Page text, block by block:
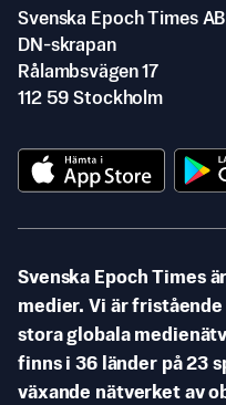
Svenska Epoch Times AB
DN-skrapan
Rålambsvägen 17
112 59 Stockholm
Svenska Epoch Times
medier. Vi är
stora globala
finns i 36 länder på 23
växande nätverket av